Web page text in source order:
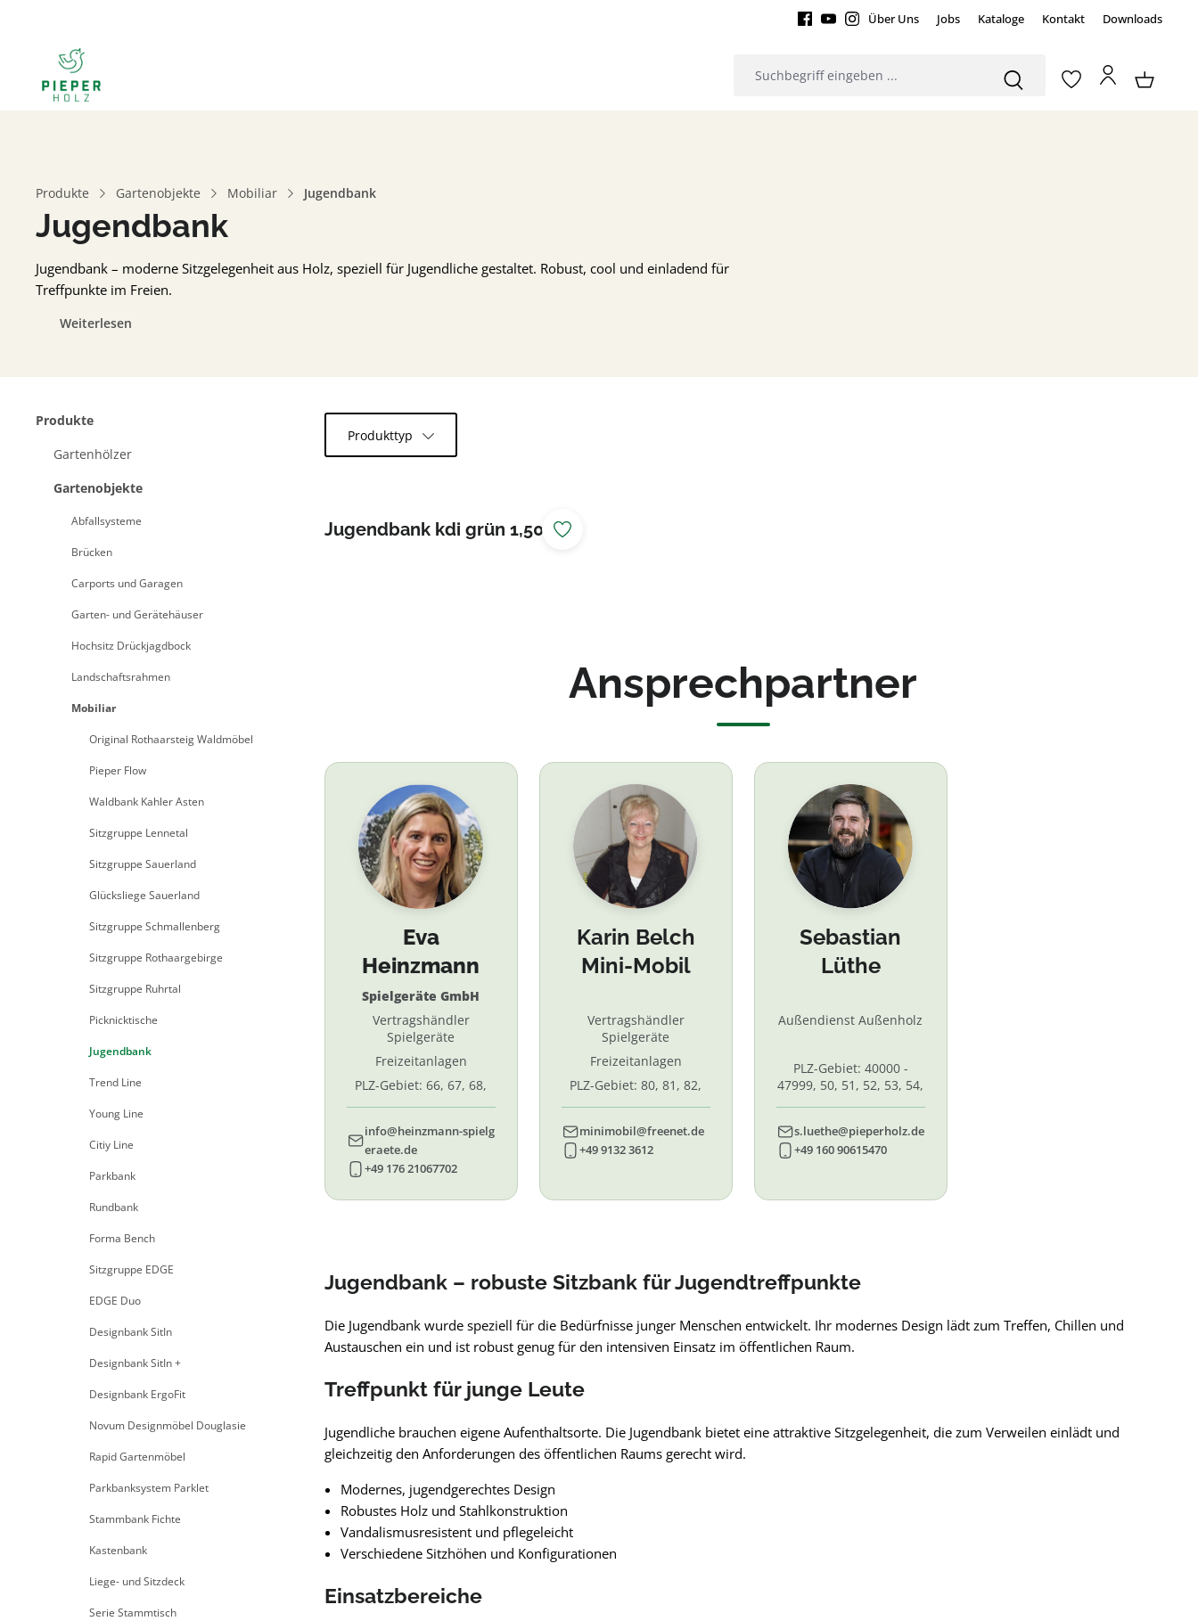
Über Uns Jobs Kataloge Kontakt Downloads
Produkte Gartenobjekte Mobiliar Jugendbank
Jugendbank
Jugendbank – moderne Sitzgelegenheit aus Holz, speziell für Jugendliche gestaltet. Robust, cool und einladend für
Treffpunkte im Freien.
Weiterlesen
Produkte
Gartenhölzer
Gartenobjekte
Abfallsysteme
Brücken
Carports und Garagen
Garten- und Gerätehäuser
Hochsitz Drückjagdbock
Landschaftsrahmen
Mobiliar
Original Rothaarsteig Waldmöbel
Pieper Flow
Waldbank Kahler Asten
Sitzgruppe Lennetal
Sitzgruppe Sauerland
Glücksliege Sauerland
Sitzgruppe Schmallenberg
Sitzgruppe Rothaargebirge
Sitzgruppe Ruhrtal
Picknicktische
Jugendbank
Trend Line
Young Line
Citiy Line
Parkbank
Rundbank
Forma Bench
Sitzgruppe EDGE
EDGE Duo
Designbank SitIn
Designbank SitIn +
Designbank ErgoFit
Novum Designmöbel Douglasie
Rapid Gartenmöbel
Parkbanksystem Parklet
Stammbank Fichte
Kastenbank
Liege- und Sitzdeck
Serie Stammtisch
Produkttyp
Jugendbank kdi grün 1,50 m
Ansprechpartner
Eva
Heinzmann
Spielgeräte GmbH
Vertragshändler
Spielgeräte
Freizeitanlagen
PLZ-Gebiet: 66, 67, 68,
info@heinzmann-spielg
eraete.de
+49 176 21067702
Karin Belch
Mini-Mobil
Vertragshändler
Spielgeräte
Freizeitanlagen
PLZ-Gebiet: 80, 81, 82,
minimobil@freenet.de
+49 9132 3612
Sebastian
Lüthe
Außendienst Außenholz
PLZ-Gebiet: 40000 -
47999, 50, 51, 52, 53, 54,
s.luethe@pieperholz.de
+49 160 90615470
Jugendbank – robuste Sitzbank für Jugendtreffpunkte
Die Jugendbank wurde speziell für die Bedürfnisse junger Menschen entwickelt. Ihr modernes Design lädt zum Treffen, Chillen und
Austauschen ein und ist robust genug für den intensiven Einsatz im öffentlichen Raum.
Treffpunkt für junge Leute
Jugendliche brauchen eigene Aufenthaltsorte. Die Jugendbank bietet eine attraktive Sitzgelegenheit, die zum Verweilen einlädt und
gleichzeitig den Anforderungen des öffentlichen Raums gerecht wird.
Modernes, jugendgerechtes Design
Robustes Holz und Stahlkonstruktion
Vandalismusresistent und pflegeleicht
Verschiedene Sitzhöhen und Konfigurationen
Einsatzbereiche